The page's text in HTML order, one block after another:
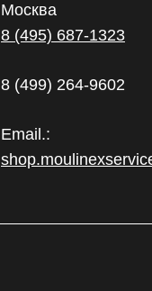
Москва
8 (495) 687-1323
8 (499) 264-9602
Email.: